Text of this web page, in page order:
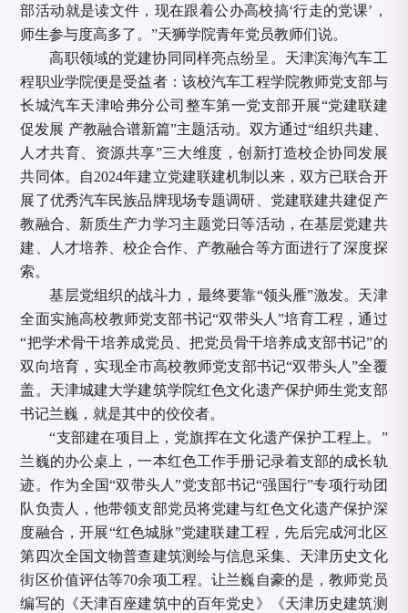
部活动就是读文件，现在跟着公办高校搞‘行走的党课’，
师生参与度高多了。”天狮学院青年党员教师们说。
高职领域的党建协同同样亮点纷呈。天津滨海汽车工
程职业学院便是受益者：该校汽车工程学院教师党支部与
长城汽车天津哈弗分公司整车第一党支部开展“党建联建
促发展 产教融合谱新篇”主题活动。双方通过“组织共建、
人才共育、资源共享”三大维度，创新打造校企协同发展
共同体。自2024年建立党建联建机制以来，双方已联合开
展了优秀汽车民族品牌现场专题调研、党建联建共建促产
教融合、新质生产力学习主题党日等活动，在基层党建共
建、人才培养、校企合作、产教融合等方面进行了深度探
索。
基层党组织的战斗力，最终要靠“领头雁”激发。天津
全面实施高校教师党支部书记“双带头人”培育工程，通过
“把学术骨干培养成党员、把党员骨干培养成支部书记”的
双向培育，实现全市高校教师党支部书记“双带头人”全覆
盖。天津城建大学建筑学院红色文化遗产保护师生党支部
书记兰巍，就是其中的佼佼者。
“支部建在项目上，党旗挥在文化遗产保护工程上。”
兰巍的办公桌上，一本红色工作手册记录着支部的成长轨
迹。作为全国“双带头人”党支部书记“强国行”专项行动团
队负责人，他带领支部党员将党建与红色文化遗产保护深
度融合，开展“红色城脉”党建联建工程，先后完成河北区
第四次全国文物普查建筑测绘与信息采集、天津历史文化
街区价值评估等70余项工程。让兰巍自豪的是，教师党员
编写的《天津百座建筑中的百年党史》《天津历史建筑测